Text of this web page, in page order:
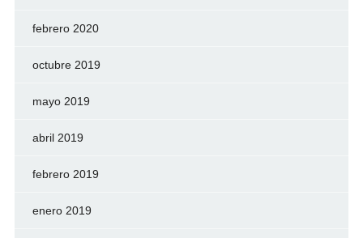
febrero 2020
octubre 2019
mayo 2019
abril 2019
febrero 2019
enero 2019